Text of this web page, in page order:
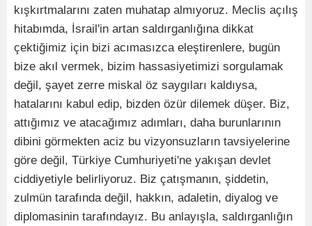
kışkırtmalarını zaten muhatap almıyoruz. Meclis açılış
hitabımda, İsrail'in artan saldırganlığına dikkat
çektiğimiz için bizi acımasızca eleştirenlere, bugün
bize akıl vermek, bizim hassasiyetimizi sorgulamak
değil, şayet zerre miskal öz saygıları kaldıysa,
hatalarını kabul edip, bizden özür dilemek düşer. Biz,
attığımız ve atacağımız adımları, daha burunlarının
dibini görmekten aciz bu vizyonsuzların tavsiyelerine
göre değil, Türkiye Cumhuriyeti'ne yakışan devlet
ciddiyetiyle belirliyoruz. Biz çatışmanın, şiddetin,
zulmün tarafında değil, hakkın, adaletin, diyalog ve
diplomasinin tarafındayız. Bu anlayışla, saldırganlığın